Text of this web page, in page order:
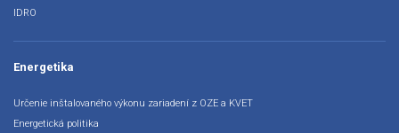
IDRO
Energetika
Určenie inštalovaného výkonu zariadení z OZE a KVET
Energetická politika